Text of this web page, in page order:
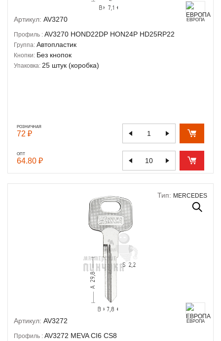
Артикул: AV3270 ЕВРОПА
Профиль : AV3270 HOND22DP HON24P HD25RP22
Группа: Автопластик
Кнопки: Без кнопок
Упаковка: 25 штук (коробка)
РОЗНИЧНАЯ
72 ₽
ОПТ
64.80 ₽
Тип: MERCEDES
Артикул: AV3272 ЕВРОПА
Профиль : AV3272 MEVACI6 CS8